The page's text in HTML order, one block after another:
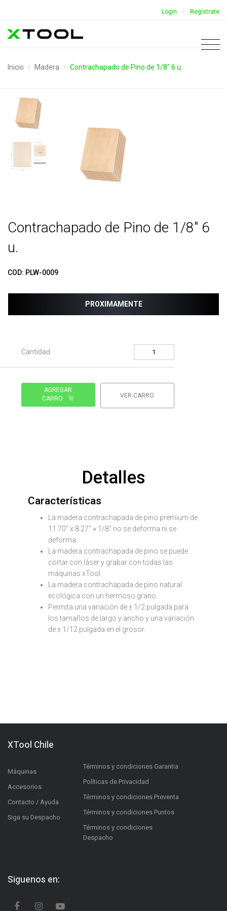
Login | Regístrate
Inicio Madera Contrachapado de Pino de 1/8" 6 u.
Contrachapado de Pino de 1/8" 6
u.
COD: PLW-0009
PROXIMAMENTE
Cantidad
AGREGAR
CARRO
VER CARRO
Detalles
Características
La madera contrachapada de pino premium de
11.70" x 8.27" × 1/8" no se deforma ni se
deforma.
La madera contrachapada de pino se puede
cortar con láser y grabar con todas las
máquinas xTool.
La madera contrachapada de pino natural
ecológica con un hermoso grano.
Permita una variación de ± 1/2 pulgada para
los tamaños de largo y ancho y una variación
de ± 1/12 pulgada en el grosor.
XTool Chile
Máquinas
Accesorios
Contacto / Ayuda
Siga su Despacho
Términos y condiciones Garantia
Políticas de Privacidad
Términos y condiciones Preventa
Términos y condiciones Puntos
Términos y condiciones
Despacho
Siguenos en: